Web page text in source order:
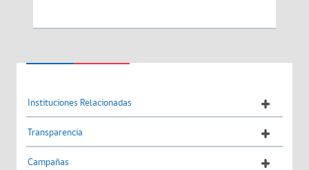
Instituciones Relacionadas
Transparencia
Campañas